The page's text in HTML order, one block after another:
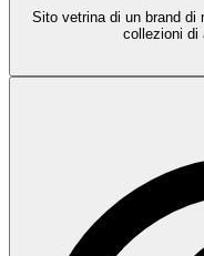
Sito vetrina di un brand di
collezioni di